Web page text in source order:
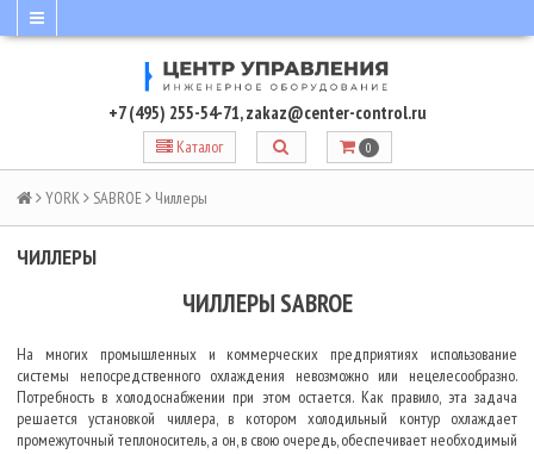
+7 (495) 255-54-71,zakaz@center-control.ru
Каталог 0
YORK SABROE Чиллеры
ЧИЛЛЕРЫ
ЧИЛЛЕРЫ SABROE
На многих промышленных и коммерческих предприятиях использование
системы непосредственного охлаждения невозможно или нецелесообразно.
Потребность в холодоснабжении при этом остается. Как правило, эта задача
решается установкой чиллера, в котором холодильный контур охлаждает
промежуточный теплоноситель, а он, в свою очередь, обеспечивает необходимый